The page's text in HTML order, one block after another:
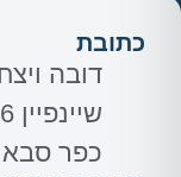
כתובת
דובה
כפר סבא